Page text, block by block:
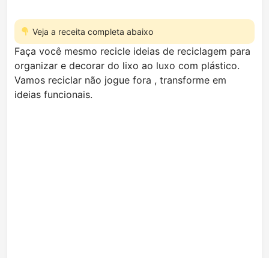
Veja a receita completa abaixo
Faça você mesmo recicle ideias de reciclagem para
organizar e decorar do lixo ao luxo com plástico.
Vamos reciclar não jogue fora , transforme em
ideias funcionais.